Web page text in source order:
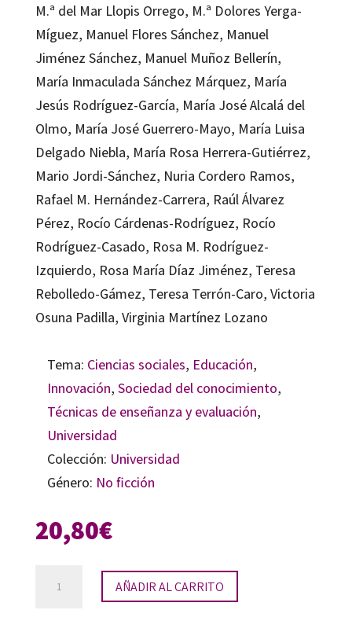
M.ª del Mar Llopis Orrego, M.ª Dolores Yerga-
Míguez, Manuel Flores Sánchez, Manuel
Jiménez Sánchez, Manuel Muñoz Bellerín,
María Inmaculada Sánchez Márquez, María
Jesús Rodríguez-García, María José Alcalá del
Olmo, María José Guerrero-Mayo, María Luisa
Delgado Niebla, María Rosa Herrera-Gutiérrez,
Mario Jordi-Sánchez, Nuria Cordero Ramos,
Rafael M. Hernández-Carrera, Raúl Álvarez
Pérez, Rocío Cárdenas-Rodríguez, Rocío
Rodríguez-Casado, Rosa M. Rodríguez-
Izquierdo, Rosa María Díaz Jiménez, Teresa
Rebolledo-Gámez, Teresa Terrón-Caro, Victoria
Osuna Padilla, Virginia Martínez Lozano
Tema: Ciencias sociales, Educación,
Innovación, Sociedad del conocimiento,
Técnicas de enseñanza y evaluación,
Universidad
Colección: Universidad
Género: No ficción
20,80€
AÑADIR AL CARRITO